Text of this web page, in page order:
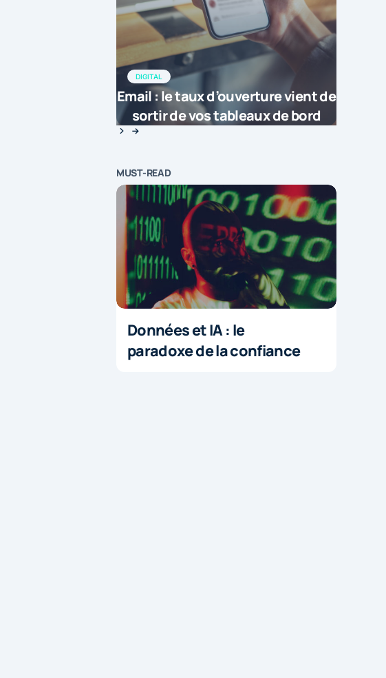
DIGITAL
Email : le taux d’ouverture vient de
sortir de vos tableaux de bord
MUST-READ
Données et IA : le
paradoxe de la confiance